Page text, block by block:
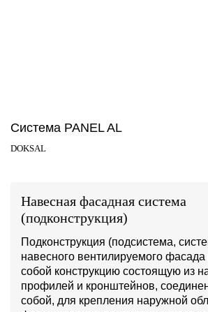
Система PANEL AL
DOKSAL
Навесная фасадная система
(подконструкция)
Подконструкция (подсистема,
навесного вентилируемого фасада
собой конструкцию состоящую из
профилей и кронштейнов,
собой, для крепления наружной